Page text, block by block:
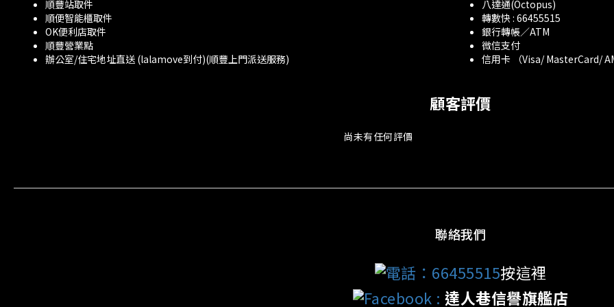
順豐站取件
順便智能櫃取件
OK便利店取件
順豐營業點
辦公室/住宅地址直送 (lalamove到付)(順豐上門派送服務)
八達通(Octopus)
轉數快 : 66455515
銀行轉帳／ATM
微信支付
信用卡 （Visa/ MasterCard/
顧客評價
尚未有任何評價
聯絡我們
電話：66455515按這裡
Facebook :達人巷信譽旗艦店